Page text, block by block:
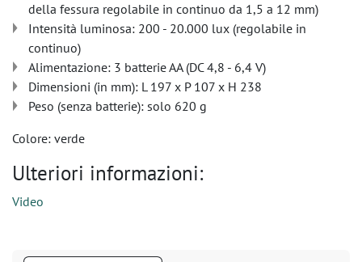
della fessura regolabile in continuo da 1,5 a 12 mm)
Intensità luminosa: 200 - 20.000 lux (regolabile in
continuo)
Alimentazione: 3 batterie AA (DC 4,8 - 6,4 V)
Dimensioni (in mm): L 197 x P 107 x H 238
Peso (senza batterie): solo 620 g
Colore: verde
Ulteriori informazioni:
Video